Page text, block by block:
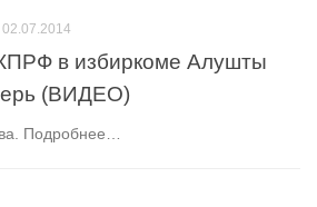
02.07.2014
в избиркоме Алушты
(ВИДЕО)
Подробнее…